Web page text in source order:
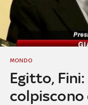
Egitto,
colpiscono
MONDO